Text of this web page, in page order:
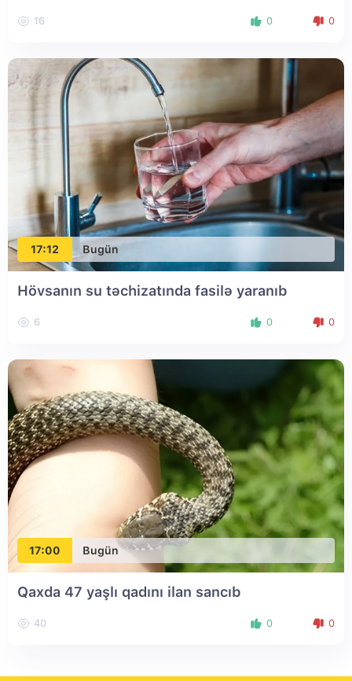
16 0 0
17:12 Bugün
Hövsanın su təchizatında fasilə yaranıb
6 0 0
17:00 Bugün
Qaxda 47 yaşlı qadını ilan sancıb
40 0 0